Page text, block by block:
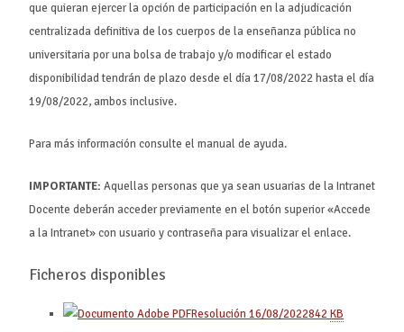
que quieran ejercer la opción de participación en la adjudicación
centralizada definitiva de los cuerpos de la enseñanza pública no
universitaria por una bolsa de trabajo y/o modificar el estado
disponibilidad tendrán de plazo desde el día 17/08/2022 hasta el día
19/08/2022, ambos inclusive.
Para más información consulte el manual de ayuda.
IMPORTANTE: Aquellas personas que ya sean usuarias de la Intranet
Docente deberán acceder previamente en el botón superior «Accede
a la Intranet» con usuario y contraseña para visualizar el enlace.
Ficheros disponibles
Resolución 16/08/2022842KB